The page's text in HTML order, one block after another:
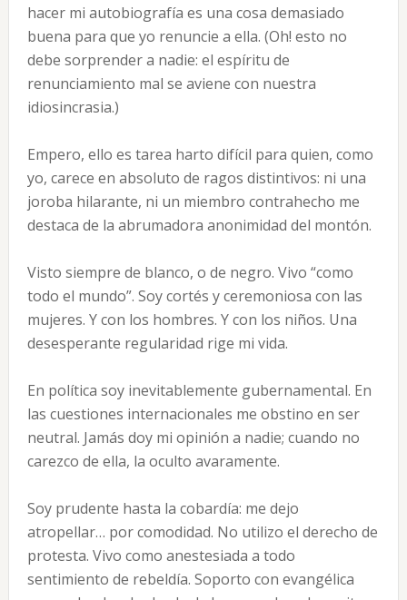
hacer mi autobiografía es una cosa demasiado
buena para que yo renuncie a ella. (Oh! esto no
debe sorprender a nadie: el espíritu de
renunciamiento mal se aviene con nuestra
idiosincrasia.)
Empero, ello es tarea harto difícil para quien, como
yo, carece en absoluto de ragos distintivos: ni una
joroba hilarante, ni un miembro contrahecho me
destaca de la abrumadora anonimidad del montón.
Visto siempre de blanco, o de negro. Vivo “como
todo el mundo”. Soy cortés y ceremoniosa con las
mujeres. Y con los hombres. Y con los niños. Una
desesperante regularidad rige mi vida.
En política soy inevitablemente gubernamental. En
las cuestiones internacionales me obstino en ser
neutral. Jamás doy mi opinión a nadie; cuando no
carezco de ella, la oculto avaramente.
Soy prudente hasta la cobardía: me dejo
atropellar… por comodidad. No utilizo el derecho de
protesta. Vivo como anestesiada a todo
sentimiento de rebeldía. Soporto con evangélica